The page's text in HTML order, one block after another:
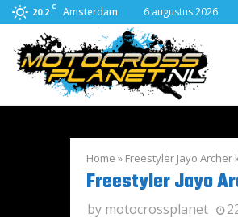
20.2 C Amsterdam 6 augustus 2026
Home » Freestyler Jayo
Freestyler Jayo
by motocrossplanet